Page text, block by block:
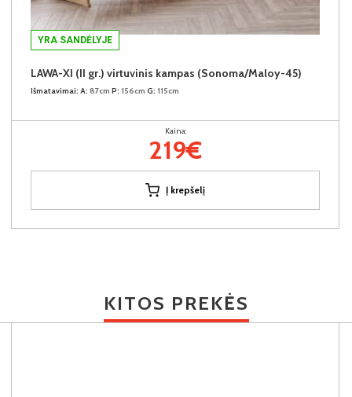
YRA SANDĖLYJE
LAWA-XI (II gr.) virtuvinis kampas (Sonoma/Maloy-45)
Išmatavimai: A: 87cm P: 156cm G: 115cm
Kaina:
219€
Į krepšelį
KITOS PREKĖS